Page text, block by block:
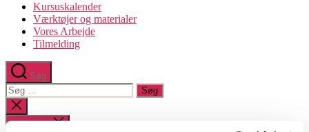
Kursuskalender
Værktøjer og materialer
Vores Arbejde
Tilmelding
Søg
Søg
efter:
Luk
søgning